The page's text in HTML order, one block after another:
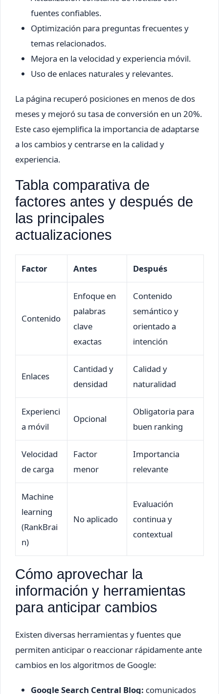
fuentes confiables.
Optimización para preguntas frecuentes y
temas relacionados.
Mejora en la velocidad y experiencia móvil.
Uso de enlaces naturales y relevantes.
La página recuperó posiciones en menos de dos
meses y mejoró su tasa de conversión en un 20%.
Este caso ejemplifica la importancia de adaptarse
a los cambios y centrarse en la calidad y
experiencia.
Tabla comparativa de
factores antes y después de
las principales
actualizaciones
Factor Antes Después
Contenido
Enfoque en
palabras
clave
exactas
Contenido
semántico y
orientado a
intención
Enlaces
Cantidad y
densidad
Calidad y
naturalidad
Experienci
a móvil
Opcional
Obligatoria para
buen ranking
Velocidad
de carga
Factor
menor
Importancia
relevante
Machine
learning
(RankBrai
n)
No aplicado
Evaluación
continua y
contextual
Cómo aprovechar la
información y herramientas
para anticipar cambios
Existen diversas herramientas y fuentes que
permiten anticipar o reaccionar rápidamente ante
cambios en los algoritmos de Google:
Google Search Central Blog: comunicados